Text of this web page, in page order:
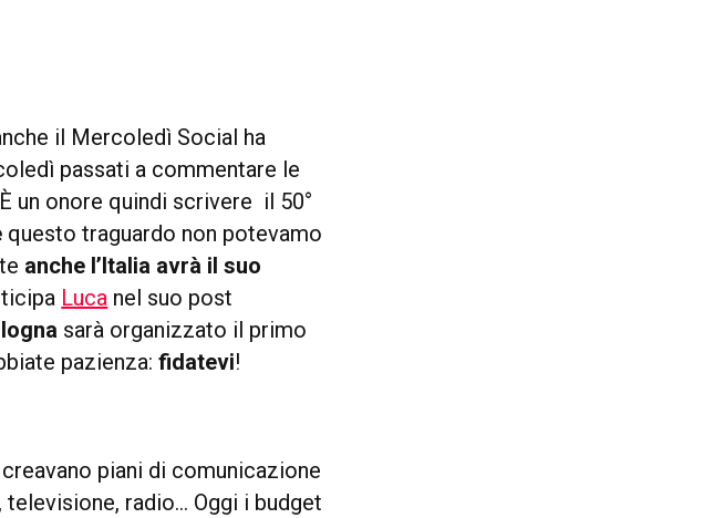
il Mercoledì Social ha
passati a commentare le
un onore quindi scrivere il 50°
questo traguardo non potevamo
anche l’Italia avrà il suo
Luca nel suo post
sarà organizzato il primo
pazienza:fidatevi!
piani di comunicazione
radio… Oggi i budget